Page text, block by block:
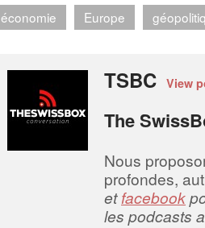
économie Europe
TSBC View
The
Nous
profondes,
etfacebook
les podcasts